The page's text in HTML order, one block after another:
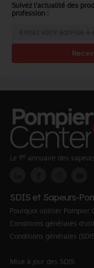
Suivez l'actualité des
profession :
Le 1er annuaire des
SDIS et Sapeurs-
Pourquoi utiliser Pompier
Conditions générales
Conditions générales
Mise à jour des SDIS